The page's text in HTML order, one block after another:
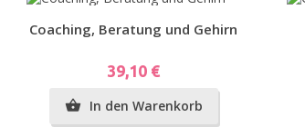
Vorschau
Coaching, Beratung und Gehirn
Preis
39,10 €
 In den Warenkorb